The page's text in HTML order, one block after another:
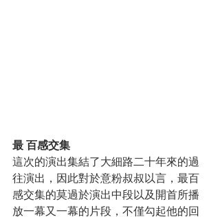
最 百感交集
這次的演出集結了大細路二十年來的過
往演出，因此對於意粉叔叔以言，最百
感交集的莫過於演出中段以及開首所播
放一幕又一幕的片段，不僅勾起他的回